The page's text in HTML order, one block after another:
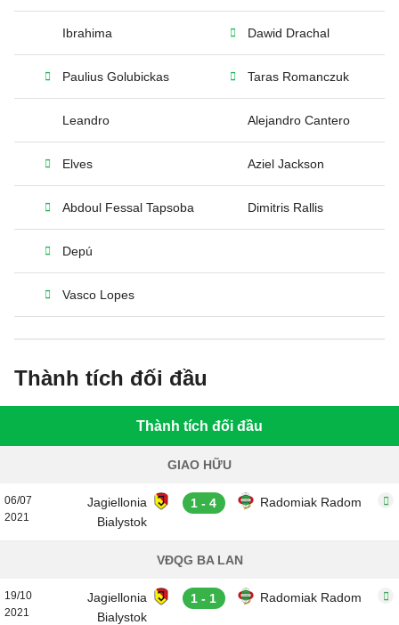
Ibrahima Dawid Drachal
Paulius Golubickas Taras Romanczuk
Leandro Alejandro Cantero
Elves Aziel Jackson
Abdoul Fessal Tapsoba Dimitris Rallis
Depú
Vasco Lopes
Thành tích đối đầu
Thành tích đối đầu
GIAO HỮU
06/07
2021
Jagiellonia
Bialystok
1 - 4 Radomiak Radom
VĐQG BA LAN
19/10
2021
Jagiellonia
Bialystok
1 - 1 Radomiak Radom